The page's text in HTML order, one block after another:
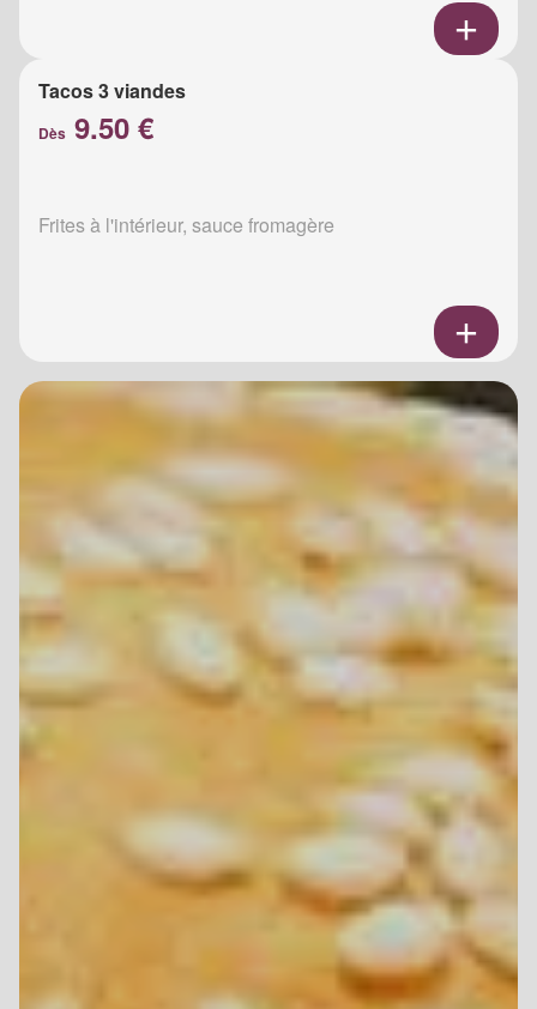
Tacos 3 viandes
Dès 9.50 €
Frites à l'intérieur, sauce fromagère